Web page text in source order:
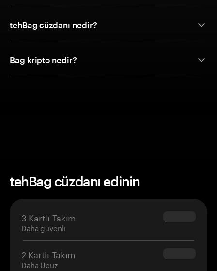
tehBag cüzdanı nedir?
Bag kripto nedir?
tehBag cüzdanı edinin
3 Kartlı Takım
Daha güvenli
$69.90
2 Kartlı Takım
Daha Ucuz
$54.90